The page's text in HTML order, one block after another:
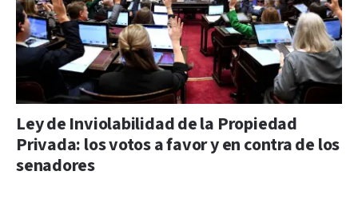
Ley de Inviolabilidad de la Propiedad
Privada: los votos a favor y en contra de los
senadores